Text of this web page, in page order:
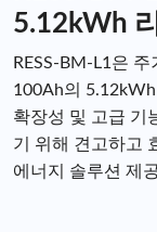
5.12kWh
RESS-BM-L1은
100Ah의
확장성 및 고급 기
기 위해 견고하고
에너지 솔루션 제